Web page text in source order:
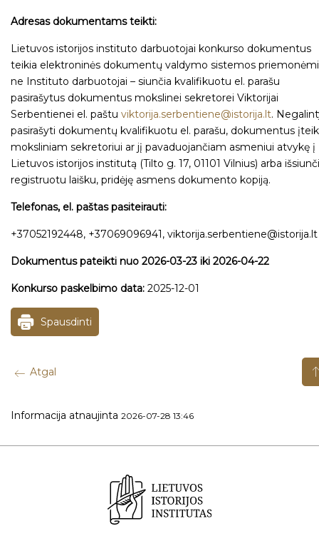
Adresas dokumentams teikti:
Lietuvos istorijos instituto darbuotojai konkurso dokumentus
teikia elektroninės dokumentų valdymo sistemos
ne Instituto darbuotojai – siunčia kvalifikuotu el. parašu
pasirašytus dokumentus mokslinei sekretorei Viktorijai
Serbentienei el. paštu viktorija.serbentiene@istorija.lt.
pasirašyti dokumentų kvalifikuotu el. parašu, dokumentus
moksliniam sekretoriui ar jį pavaduojančiam asmeniui atvykę į
Lietuvos istorijos institutą (Tilto g. 17, 01101 Vilnius) arba
registruotu laišku, pridėję asmens dokumento kopiją.
Telefonas, el. paštas pasiteirauti:
+37052192448, +37069096941, viktorija.serbentiene@istorija.lt
Dokumentus pateikti nuo 2026-03-23 iki 2026-04-22
Konkurso paskelbimo data: 2025-12-01
Spausdinti
Atgal
Informacija atnaujinta 2026-07-28 13:46